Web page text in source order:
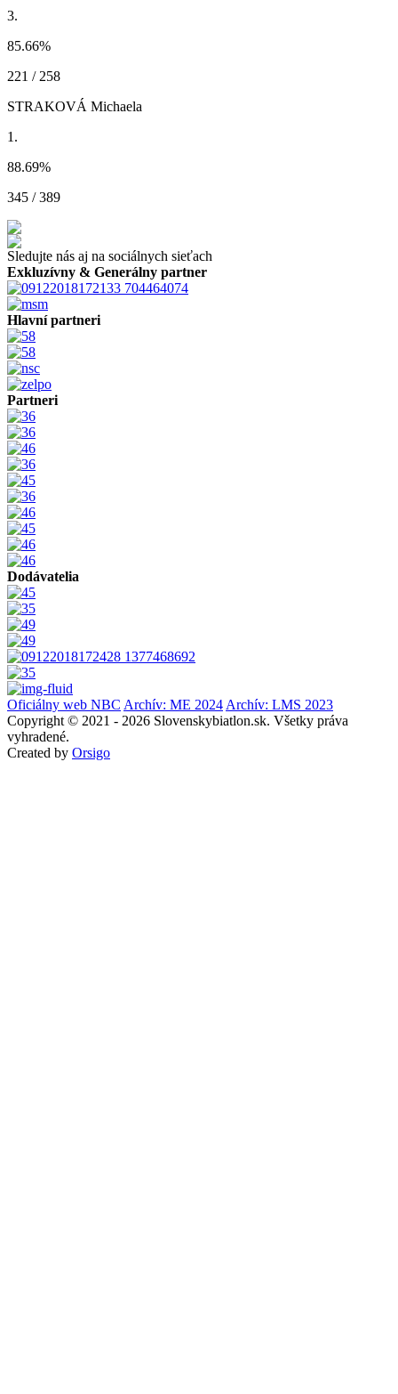
3.
85.66%
221 / 258
STRAKOVÁ Michaela
1.
88.69%
345 / 389
Sledujte nás aj na sociálnych sieťach
Exkluzívny & Generálny partner
Hlavní partneri
Partneri
Dodávatelia
Oficiálny web NBC Archív: ME 2024 Archív: LMS 2023
Copyright © 2021 - 2026 Slovenskybiatlon.sk. Všetky práva
vyhradené.
Created by Orsigo